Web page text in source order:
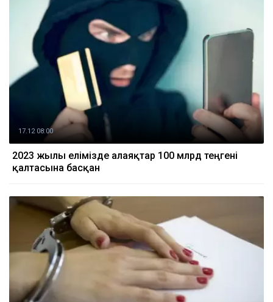
17.12 08:00
2023 жылы елімізде алаяқтар 100 млрд теңгені
қалтасына басқан